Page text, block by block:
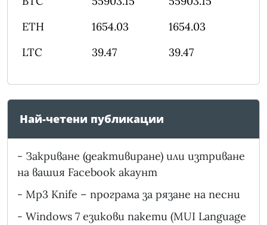
ETH
1654.03
1654.03
LTC
39.47 39.47
Най-четени публикации
- Закриване (деактивиране) или изтриване
на вашия Facebook акаунт
- Mp3 Knife – програма за рязане на песни
- Windows 7 езикови пакети (MUI Language